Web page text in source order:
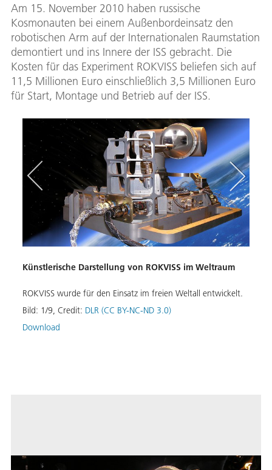
Am 15. November 2010 haben russische
Kosmonauten bei einem Außenbordeinsatz den
robotischen Arm auf der Internationalen Raumstation
demontiert und ins Innere der ISS gebracht. Die
Kosten für das Experiment ROKVISS beliefen sich auf
11,5 Millionen Euro einschließlich 3,5 Millionen Euro
für Start, Montage und Betrieb auf der ISS.
Künstlerische Darstellung von ROKVISS im Weltraum
ROKVISS wurde für den Einsatz im freien Weltall entwickelt.
Bild: 1/9 Credit: DLR (CC BY-NC-ND 3.0)
Download